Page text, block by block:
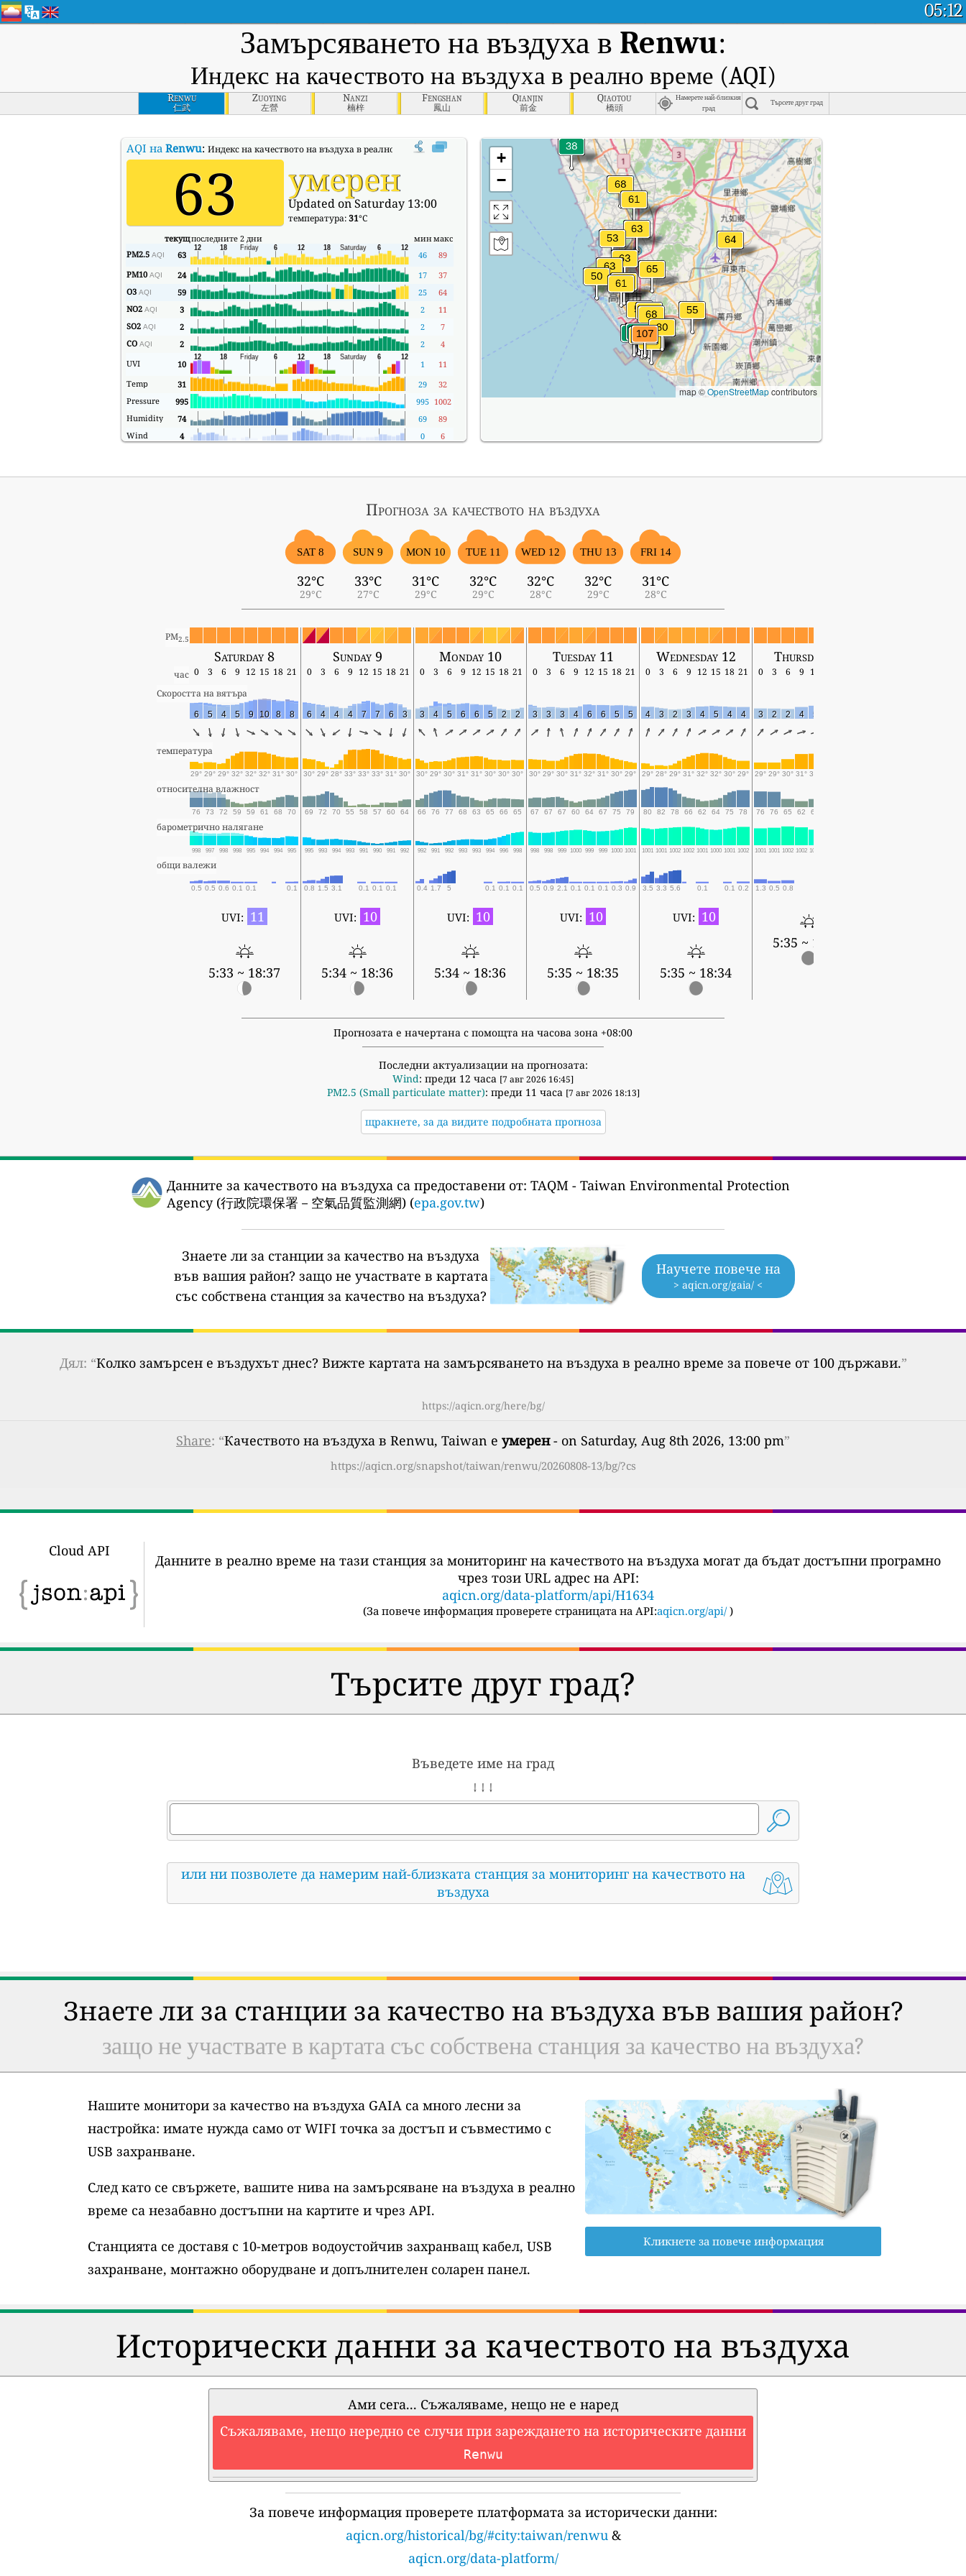
05:12
Замърсяването на въздуха в Renwu:
Индекс на качеството на въздуха в реално време (AQI)
Renwu
仁武
Zuoying
左營
Nanzi
楠梓
Fengshan
鳳山
Qianjin
前金
Qiaotou
橋頭
Намерете най-близкия
град
Търсете друг град
AQI на Renwu: Индекс на качеството на въздуха в реално време (AQI) на Renwu.
63 умерен
Updated on Saturday 13:00
температура:31°C
текущпоследните 2 дни минмакс
PM2.5 AQI 63 46
89
PM10 AQI 24 17
37
O3 AQI 59 25
64
NO2 AQI 3 2
11
SO2 AQI 2 2
7
CO AQI 2 2
4
UVI
10 1
11
Temp
31 29
32
Pressure
995 995 1002
Humidity
74 69
89
Wind
4 0 6
+
−
map ©OpenStreetMapcontributors
Прогноза за качеството на въздуха
SAT 8
32°C
29°C
SUN 9
33°C
27°C
MON 10
31°C
29°C
TUE 11
32°C
29°C
WED 12
32°C
28°C
THU 13
32°C
29°C
FRI 14
31°C
28°C
PM2.5
Saturday 8 Sunday 9 Monday 10 Tuesday 11 Wednesday 12 Thursday 13
час 0 3 6 9 12 15 18 21 0 3 6 9 12 15 18 21 0 3 6 9 12 15 18 21 0 3 6 9 12 15 18 21 0 3 6 9 12 15 18 21 0 3 6 9 12
Скоростта на вятъра
6 5 4 5 9 10 8 8 6 4 4 4 7 7 6 3 3 4 5 6 6 5 2 2 3 3 3 4 6 6 5 5 4 3 2 3 4 5 4 4 3 2 2 4 5
температура
29° 29° 29° 32° 32° 32° 31° 30° 30° 29° 28° 33° 33° 33° 31° 30° 30° 29° 30° 31° 31° 30° 30° 30° 30° 29° 30° 31° 32° 31° 30° 29° 29° 28° 29° 31° 32° 32° 30° 29° 29° 29° 30° 31° 32°
относителна влажност
76 73 72 59 59 61 68 70 69 72 70 55 58 57 60 64 66 76 77 68 63 65 66 65 67 67 67 60 64 67 75 79 80 82 78 66 62 64 75 78 76 76 65 62 65
барометрично налягане
998 997 998 998 995 994 994 995 995 993 994 993 991 990 991 992 992 991 992 993 993 994 996 998 998 998 999 1000 999 999 1000 1001 1001 1001 1002 1002 1001 1000 1001 1002 1001 1001 1002 1002 1000
общи валежи
0.5 0.5 0.6 0.1 0.1 0.1 0.8 1.5 3.1 0.1 0.1 0.1 0.4 1.7 5 0.1 0.1 0.1 0.5 0.9 2.1 0.1 0.1 0.1 0.3 0.9 3.5 3.3 5.6 0.1 0.1 0.2 1.3 0.5 0.8
UVI: 11
5:33 ~ 18:37
UVI: 10
5:34 ~ 18:36
UVI: 10
5:34 ~ 18:36
UVI: 10
5:35 ~ 18:35
UVI: 10
5:35 ~ 18:34
5:35 ~ 18:34
Прогнозата е начертана с помощта на часова зона +08:00
Последни актуализации на прогнозата:
Wind: преди 12 часа [7 авг 2026 16:45]
PM2.5 (Small particulate matter): преди 11 часа [7 авг 2026 18:13]
щракнете, за да видите подробната прогноза
Данните за качеството на въздуха са предоставени от: TAQM - Taiwan Environmental Protection
Agency (行政院環保署－空氣品質監測網) (epa.gov.tw)
Знаете ли за станции за качество на въздуха
във вашия район? защо не участвате в картата
със собствена станция за качество на въздуха?
Научете повече на
> aqicn.org/gaia/ <
Дял: “Колко замърсен е въздухът днес? Вижте картата на замърсяването на въздуха в реално време за повече от 100 държави.”
https://aqicn.org/here/bg/
Share: “Качеството на въздуха в Renwu, Taiwan е умерен- on Saturday, Aug 8th 2026, 13:00 pm”
https://aqicn.org/snapshot/taiwan/renwu/20260808-13/bg/?cs
Cloud API
Данните в реално време на тази станция за мониторинг на качеството на въздуха могат да бъдат достъпни програмно
чрез този URL адрес на API:
aqicn.org/data-platform/api/H1634
(За повече информация проверете страницата на API:aqicn.org/api/ )
Търсите друг град?
Въведете име на град
↓ ↓ ↓
или ни позволете да намерим най-близката станция за мониторинг на качеството на
въздуха
Знаете ли за станции за качество на въздуха във вашия район?
защо не участвате в картата със собствена станция за качество на въздуха?
Нашите монитори за качество на въздуха GAIA са много лесни за
настройка: имате нужда само от WIFI точка за достъп и съвместимо с
USB захранване.
След като се свържете, вашите нива на замърсяване на въздуха в реално
време са незабавно достъпни на картите и чрез API.
Станцията се доставя с 10-метров водоустойчив захранващ кабел, USB
захранване, монтажно оборудване и допълнителен соларен панел.
Кликнете за повече информация
Исторически данни за качеството на въздуха
Ами сега... Съжаляваме, нещо не е наред
Съжаляваме, нещо нередно се случи при зареждането на историческите данни
Renwu
За повече информация проверете платформата за исторически данни:
aqicn.org/historical/bg/#city:taiwan/renwu&
aqicn.org/data-platform/